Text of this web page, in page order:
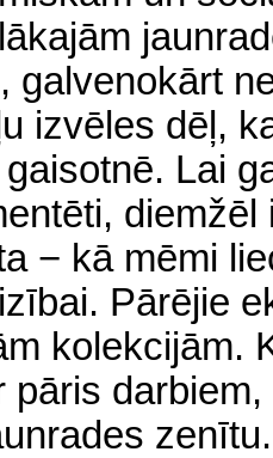
galvenokārt
izvēles dēļ,
Lai
− kā mēmi
Pārējie
kolekcijām.
pāris
zenītu.